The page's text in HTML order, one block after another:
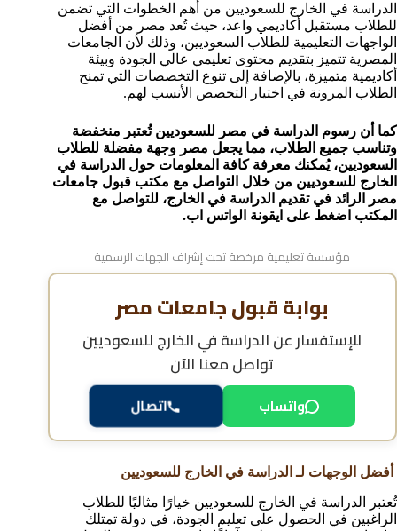
الدراسة في الخارج للسعوديين من أهم الخطوات التي تضمن
للطلاب مستقبل أكاديمي واعد، حيث تُعد مصر من أفضل
الواجهات التعليمية للطلاب السعوديين، وذلك لأن الجامعات
المصرية تتميز بتقديم محتوى تعليمي عالي الجودة وبيئة
أكاديمية متميزة، بالإضافة إلى تنوع التخصصات التي تمنح
الطلاب المرونة في اختيار التخصص الأنسب لهم.
كما أن رسوم الدراسة في مصر للسعوديين تُعتبر منخفضة
وتناسب جميع الطلاب، مما يجعل مصر وجهة مفضلة للطلاب
السعوديين، يُمكنك معرفة كافة المعلومات حول الدراسة في
الخارج للسعوديين من خلال التواصل مع مكتب قبول جامعات
مصر الرائد في تقديم الدراسة في الخارج، للتواصل مع
المكتب اضغط على ايقونة الواتس اب.
مؤسسة تعليمية مرخصة تحت إشراف الجهات الرسمية
بوابة قبول جامعات مصر
للإستفسار عنالدراسة في الخارج للسعوديين
تواصل معنا الآن
واتساب اتصال
أفضل الوجهات لـ الدراسة في الخارج للسعوديين
تُعتبر الدراسة في الخارج للسعوديين خيارًا مثاليًا للطلاب
الراغبين في الحصول على تعليم الجودة، في دولة تمتلك